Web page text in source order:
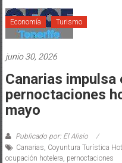
Economía Turismo
junio 30, 2026
Canarias
pernoctaciones
mayo
Publicado por: El Alisio
Canarias, Coyuntura Turística
ocupación hotelera, pernoctaciones